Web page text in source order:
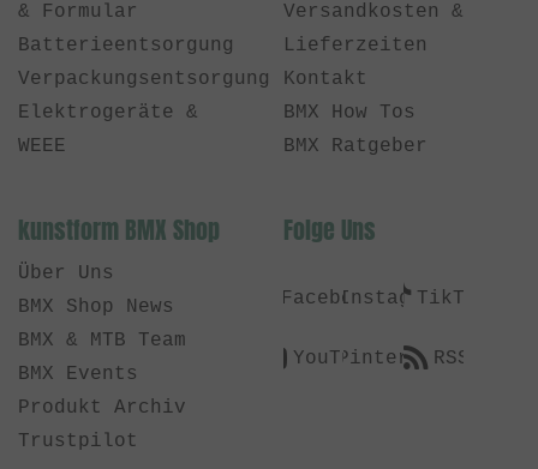
& Formular
Batterieentsorgung
Verpackungsentsorgung
Elektrogeräte &
WEEE
Versandkosten &
Lieferzeiten
Kontakt
BMX How Tos
BMX Ratgeber
kunstform BMX Shop
Über Uns
BMX Shop News
BMX & MTB Team
BMX Events
Produkt Archiv
Trustpilot
Folge Uns
FacebookInstagramTikTok
YouTubePinterestRSS